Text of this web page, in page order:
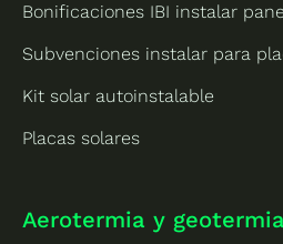
Bonificaciones IBI instalar
Subvenciones instalar para
Kit solar autoinstalable
Placas solares
Aerotermia y geotermia